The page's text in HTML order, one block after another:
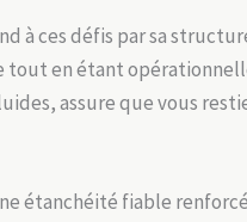
à ces défis par sa
en étant
assure que vous
étanchéité fiable